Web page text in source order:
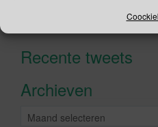
naar:
Recente tweets
Klik om
Archieven
Archieven